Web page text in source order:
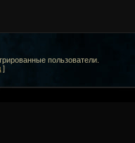
пользователи.
]